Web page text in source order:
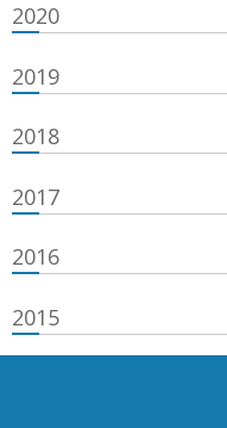
2020
2019
2018
2017
2016
2015